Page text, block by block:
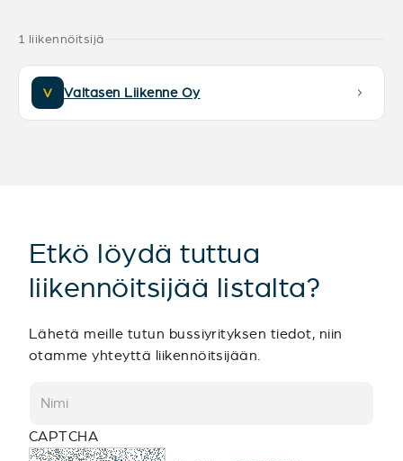
1 liikennöitsijä
V Valtasen Liikenne Oy
Etkö löydä tuttua
liikennöitsijää listalta?
Lähetä meille tutun bussiyrityksen tiedot, niin
otamme yhteyttä liikennöitsijään.
CAPTCHA